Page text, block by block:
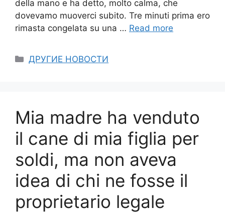
della mano e ha detto, molto calma, che
dovevamo muoverci subito. Tre minuti prima ero
rimasta congelata su una … Read more
Categories
ДРУГИЕ НОВОСТИ
Mia madre ha venduto
il cane di mia figlia per
soldi, ma non aveva
idea di chi ne fosse il
proprietario legale